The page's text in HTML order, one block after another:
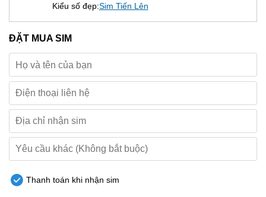
Kiểu số đẹp:Sim Tiến Lên
ĐẶT MUA SIM
Thanh toán khi nhận sim